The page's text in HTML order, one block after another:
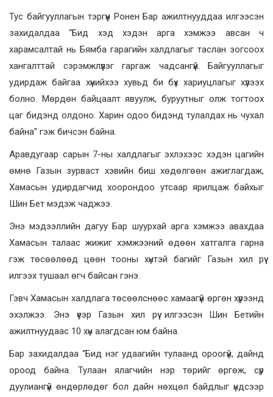
Тус байгууллагын тэргүүн Ронен Бар ажилтнууддаа илгээсэн
захидалдаа “Бид хэд хэдэн арга хэмжээ авсан ч
харамсалтай нь Бямба гарагийн халдлагыг таслан зогсоох
хангалттай сэрэмжлүүлэг гаргаж чадсангүй. Байгууллагыг
удирдаж байгаа хүнийхээ хувьд би бүх хариуцлагыг хүлээх
болно. Мөрдөн байцаалт явуулж, буруутныг олж тогтоох
цаг бидэнд олдоно. Харин одоо бидэнд тулалдах нь чухал
байна” гэж бичсэн байна.
Аравдугаар сарын 7-ны халдлагыг эхлэхээс хэдэн цагийн
өмнө Газын зурваст хэвийн биш хөдөлгөөн ажиглагдаж,
Хамасын удирдагчид хоорондоо утсаар ярилцаж байхыг
Шин Бет мэдэж чаджээ.
Энэ мэдээллийн дагуу Бар шуурхай арга хэмжээ авахдаа
Хамасын талаас жижиг хэмжээний өдөөн хатгалга гарна
гэж төсөөлөөд цөөн тооны хүнтэй багийг Газын хил рүү
илгээх тушаал өгч байсан гэнэ.
Гэвч Хамасын халдлага төсөөлснөөс хамаагүй өргөн хүрээнд
эхэлжээ. Энэ үеэр Газын хил рүү илгээсэн Шин Бетийн
ажилтнуудаас 10 хүн алагдсан юм байна.
Бар захидалдаа “Бид нэг удаагийн тулаанд ороогүй, дайнд
ороод байна. Тулаан ялагчийн нэр төрийг өргөж, сүр
дуулиангүй өндөрлөдөг бол дайн нөхцөл байдлыг үндсээр